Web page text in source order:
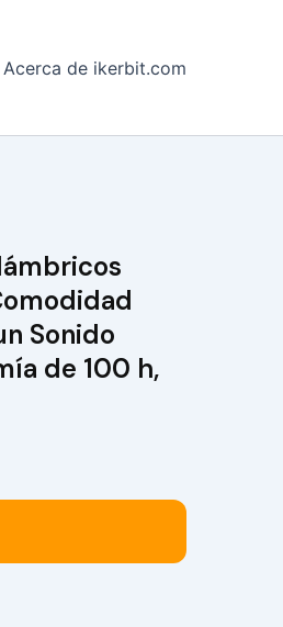
Acerca de ikerbit.com
Sonido
de 100 h,